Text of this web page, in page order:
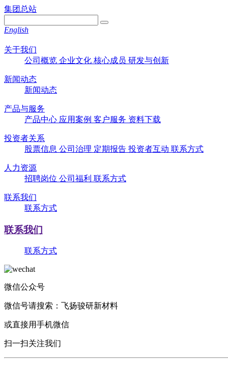
集团总站
English
关于我们
公司概览 企业文化 核心成员 研发与创新
新闻动态
新闻动态
产品与服务
产品中心 应用案例 客户服务 资料下载
投资者关系
股票信息 公司治理 定期报告 投资者互动 联系方式
人力资源
招聘岗位 公司福利 联系方式
联系我们
联系方式
联系我们
联系方式
微信公众号
微信号请搜索：飞扬骏研新材料
或直接用手机微信
扫一扫关注我们